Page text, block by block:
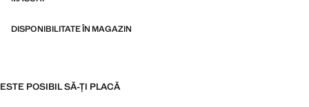
DISPONIBILITATE ÎN MAGAZIN
ESTE POSIBIL SĂ-ȚI PLACĂ